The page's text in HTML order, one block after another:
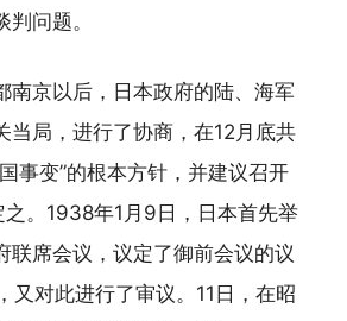
问题。
南京以后，日本政府的陆、海军
当局，进行了协商，在12月底共
事变”的根本方针，并建议召开
之。1938年1月9日，日本首先举
席会议，议定了御前会议的议
又对此进行了审议。11日，在昭